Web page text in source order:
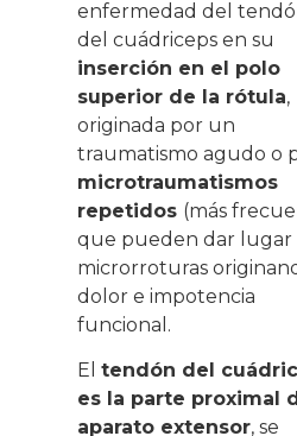
enfermedad del
del cuádriceps en su
inserción en el polo
superior de la rótula,
originada por un
traumatismo agudo o
microtraumatismos
repetidos (más
que pueden dar lugar
microrroturas
dolor e impotencia
funcional.
El tendón del
es la parte proximal
aparato extensor, se